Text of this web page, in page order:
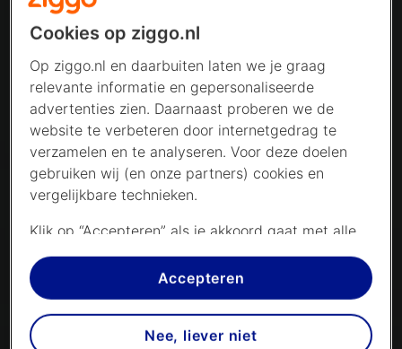
Cookies op ziggo.nl
Op ziggo.nl en daarbuiten laten we je graag
relevante informatie en gepersonaliseerde
advertenties zien. Daarnaast proberen we de
website te verbeteren door internetgedrag te
verzamelen en te analyseren. Voor deze doelen
gebruiken wij (en onze partners) cookies en
vergelijkbare technieken.
Klik op “Accepteren” als je akkoord gaat met alle
cookies. Kies je voor “Nee, liever niet”, dan
plaatsen we alleen strikt noodzakelijke cookies om
de website goed te laten werken. Dat betekent
dat we geen vormen van personalisatie
toepassen.
Accepteren
Nee, liever niet